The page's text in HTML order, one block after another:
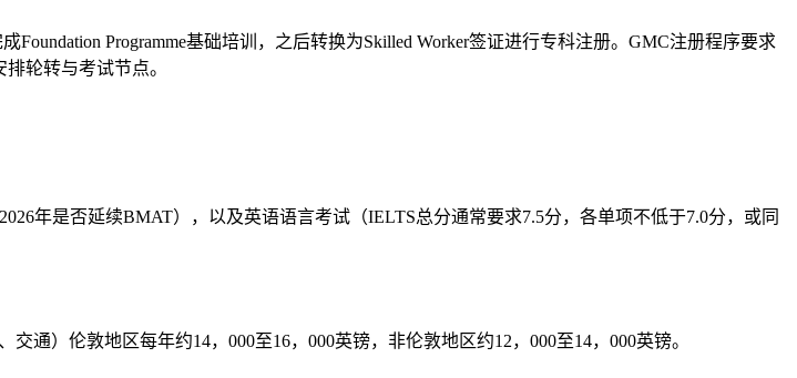
Foundation Programme基础培训，之后转换为Skilled Worker签证进行专科注册。GMC注册程序要求
轮转与考试节点。
年是否延续BMAT），以及英语语言考试（IELTS总分通常要求7.5分，各单项不低于7.0分，或同
通）伦敦地区每年约14，000至16，000英镑，非伦敦地区约12，000至14，000英镑。